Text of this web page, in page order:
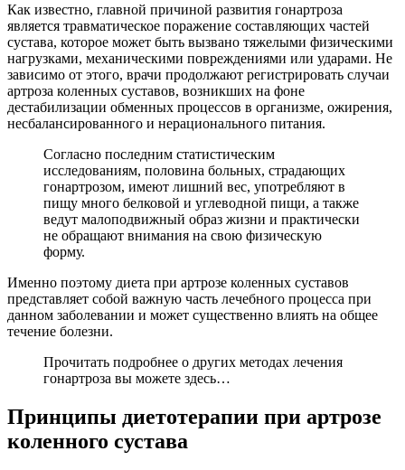
Как известно, главной причиной развития гонартроза
является травматическое поражение составляющих частей
сустава, которое может быть вызвано тяжелыми физическими
нагрузками, механическими повреждениями или ударами. Не
зависимо от этого, врачи продолжают регистрировать случаи
артроза коленных суставов, возникших на фоне
дестабилизации обменных процессов в организме, ожирения,
несбалансированного и нерационального питания.
Согласно последним статистическим
исследованиям, половина больных, страдающих
гонартрозом, имеют лишний вес, употребляют в
пищу много белковой и углеводной пищи, а также
ведут малоподвижный образ жизни и практически
не обращают внимания на свою физическую
форму.
Именно поэтому диета при артрозе коленных суставов
представляет собой важную часть лечебного процесса при
данном заболевании и может существенно влиять на общее
течение болезни.
Прочитать подробнее о других методах лечения
гонартроза вы можете здесь…
Принципы диетотерапии при артрозе
коленного сустава